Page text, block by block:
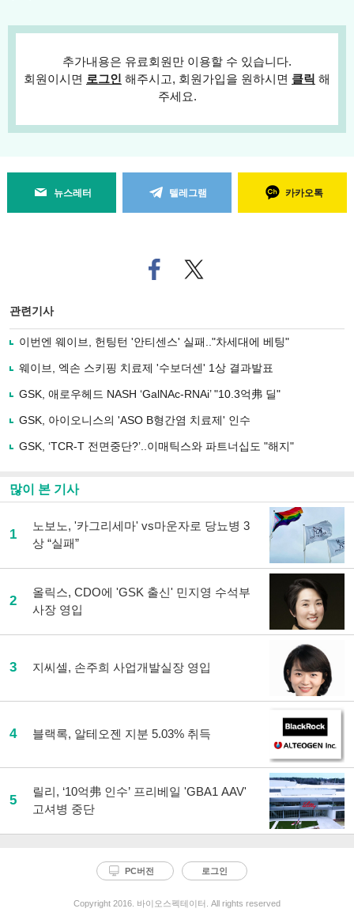
추가내용은 유료회원만 이용할 수 있습니다.
회원이시면 로그인 해주시고, 회원가입을 원하시면 클릭 해
주세요.
뉴스레터 텔레그램 카카오톡
페
이
로
기
사
유
기
트위
터로
관련기사
이번엔 웨이브, 헌팅턴 '안티센스' 실패.."차세대에 베팅"
웨이브, 엑손 스키핑 치료제 '수보더센' 1상 결과발표
GSK, 애로우헤드 NASH ‘GalNAc-RNAi’ "10.3억弗 딜"
GSK, 아이오니스의 'ASO B형간염 치료제' 인수
GSK, ‘TCR-T 전면중단?’..이매틱스와 파트너십도 "해지"
많이 본 기사
1
노보노, '카그리세마' vs마운자로 당뇨병 3
상 “실패”
2
올릭스, CDO에 'GSK 출신' 민지영 수석부
사장 영입
3 지씨셀, 손주희 사업개발실장 영입
4 블랙록, 알테오젠 지분 5.03% 취득
5
릴리, ‘10억弗 인수’ 프리베일 'GBA1 AAV'
고셔병 중단
PC버전 로그인
Copyright 2016. 바이오스펙테이터. All rights reserved